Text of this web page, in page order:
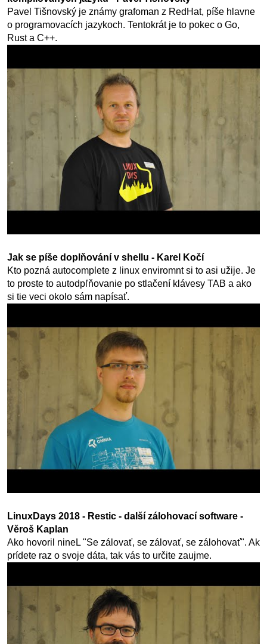
Pavel Tišnovský je známy grafoman z RedHat, píše hlavne
o programovacích jazykoch. Tentokrát je to pokec o Go,
Rust a C++.
Jak se píše doplňování v shellu - Karel Kočí
Kto pozná autocomplete z linux enviromnt si to asi užije. Je
to proste to autodpľňovanie po stlačení klávesy TAB a ako
si tie veci okolo sám napísať.
LinuxDays 2018 - Restic - další zálohovací software -
Věroš Kaplan
Ako hovoril nineL "Se zálovať, se zálovať, se zálohovať". Ak
prídete raz o svoje dáta, tak vás to určite zaujme.